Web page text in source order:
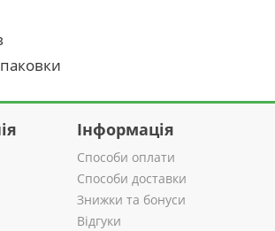
Інформація
Способи оплати
Способи доставки
Знижки та бонуси
Відгуки